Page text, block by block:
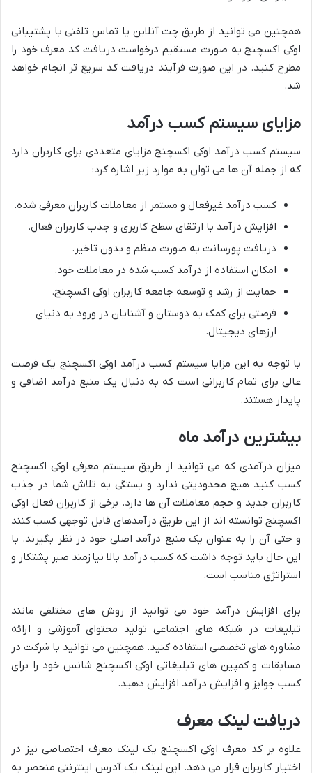
همچنین می توانید از طریق چت آنلاین یا تماس تلفنی با پشتیبانی
اوکی اکسچنج به صورت مستقیم درخواست دریافت کد معرف خود را
مطرح کنید. در این صورت فرآیند دریافت کد سریع تر انجام خواهد
شد.
مزایای سیستم کسب درآمد
سیستم کسب درآمد اوکی اکسچنج مزایای متعددی برای کاربران دارد
که از جمله آن ها می توان به موارد زیر اشاره کرد:
کسب درآمد غیرفعال و مستمر از معاملات کاربران معرفی شده.
افزایش درآمد با ارتقای سطح کاربری و جذب کاربران فعال.
دریافت پورسانت به صورت منظم و بدون تاخیر.
امکان استفاده از درآمد کسب شده در معاملات خود.
حمایت از رشد و توسعه جامعه کاربران اوکی اکسچنج.
فرصتی برای کمک به دوستان و آشنایان در ورود به دنیای
ارزهای دیجیتال.
با توجه به این مزایا سیستم کسب درآمد اوکی اکسچنج یک فرصت
عالی برای تمام کاربرانی است که به دنبال یک منبع درآمد اضافی و
پایدار هستند.
بیشترین درآمد ماه
میزان درآمدی که می توانید از طریق سیستم معرفی اوکی اکسچنج
کسب کنید هیچ محدودیتی ندارد و بستگی به تلاش شما در جذب
کاربران جدید و حجم معاملات آن ها دارد. برخی از کاربران فعال اوکی
اکسچنج توانسته اند از این طریق درآمدهای قابل توجهی کسب کنند
و حتی آن را به عنوان یک منبع درآمد اصلی خود در نظر بگیرند. با
این حال باید توجه داشت که کسب درآمد بالا نیازمند صبر پشتکار و
استراتژی مناسب است.
برای افزایش درآمد خود می توانید از روش های مختلفی مانند
تبلیغات در شبکه های اجتماعی تولید محتوای آموزشی و ارائه
مشاوره های تخصصی استفاده کنید. همچنین می توانید با شرکت در
مسابقات و کمپین های تبلیغاتی اوکی اکسچنج شانس خود را برای
کسب جوایز و افزایش درآمد افزایش دهید.
دریافت لینک معرف
علاوه بر کد معرف اوکی اکسچنج یک لینک معرف اختصاصی نیز در
اختیار کاربران قرار می دهد. این لینک یک آدرس اینترنتی منحصر به